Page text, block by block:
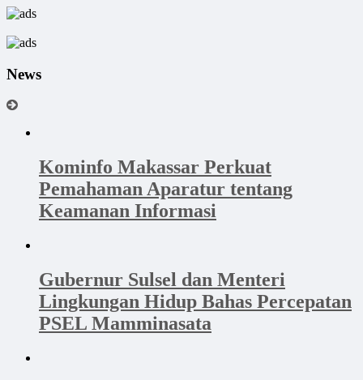
News
Kominfo Makassar Perkuat
Pemahaman Aparatur tentang
Keamanan Informasi
Gubernur Sulsel dan Menteri
Lingkungan Hidup Bahas Percepatan
PSEL Mamminasata